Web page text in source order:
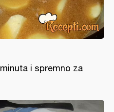
i spremno za